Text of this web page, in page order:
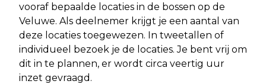
vooraf bepaalde locaties in de bossen op de
Veluwe. Als deelnemer krijgt je een aantal van
deze locaties toegewezen. In tweetallen of
individueel bezoek je de locaties. Je bent vrij om
dit in te plannen, er wordt circa veertig uur
inzet gevraagd.